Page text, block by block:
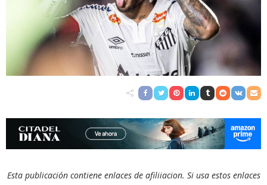
Esta publicación contiene enlaces de afiliiacion. Si usa estos enlaces